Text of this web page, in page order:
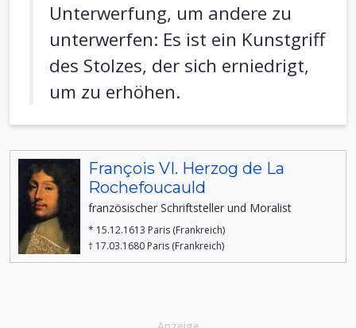
Unterwerfung, um andere zu
unterwerfen: Es ist ein Kunstgriff
des Stolzes, der sich erniedrigt,
um zu erhöhen.
François VI. Herzog de La
Rochefoucauld
französischer Schriftsteller und Moralist
* 15.12.1613 Paris (Frankreich)
† 17.03.1680 Paris (Frankreich)